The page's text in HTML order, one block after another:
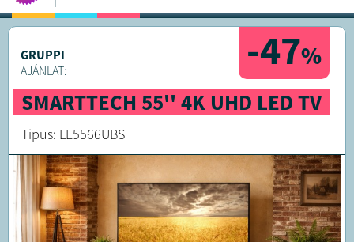
-47%
GRUPPI
AJÁNLAT:
SMARTTECH 55'' 4K UHD LED TV
Tipus: LE5566UBS